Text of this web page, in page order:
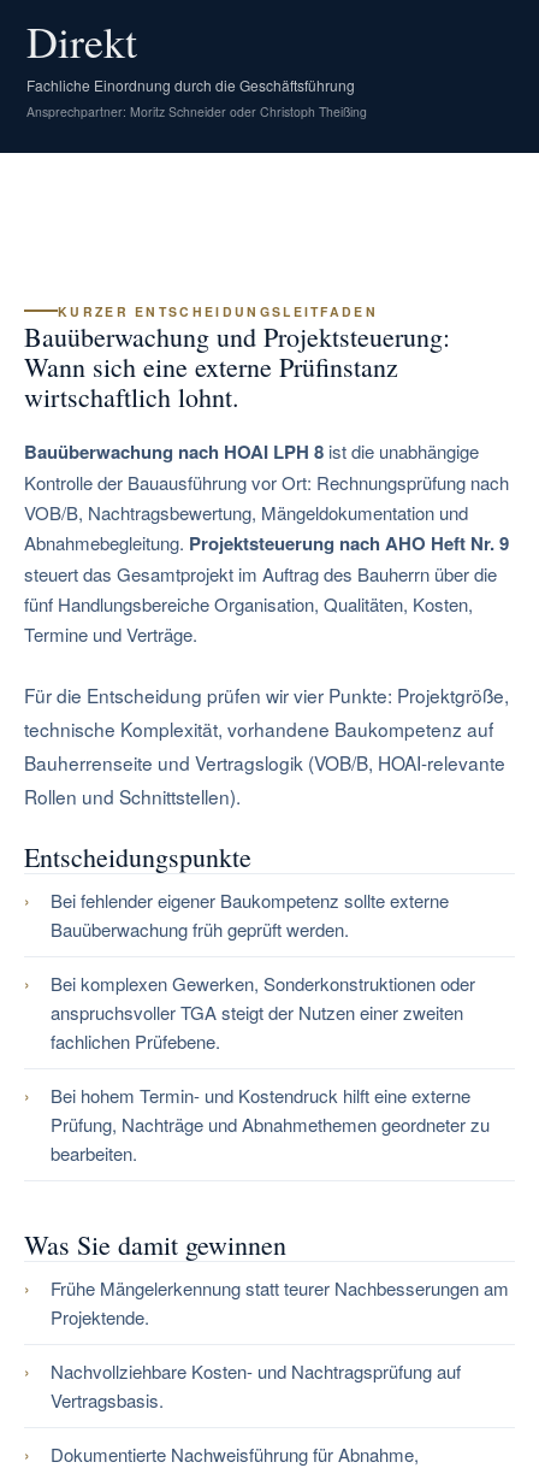
Direkt
Fachliche Einordnung durch die Geschäftsführung
Ansprechpartner: Moritz Schneider oder Christoph Theißing
KURZER ENTSCHEIDUNGSLEITFADEN
Bauüberwachung und Projektsteuerung:
Wann sich eine externe Prüfinstanz
wirtschaftlich lohnt.
Bauüberwachung nach HOAI LPH 8 ist die unabhängige
Kontrolle der Bauausführung vor Ort: Rechnungsprüfung nach
VOB/B, Nachtragsbewertung, Mängeldokumentation und
Abnahmebegleitung. Projektsteuerung nach AHO Heft Nr. 9
steuert das Gesamtprojekt im Auftrag des Bauherrn über die
fünf Handlungsbereiche Organisation, Qualitäten, Kosten,
Termine und Verträge.
Für die Entscheidung prüfen wir vier Punkte: Projektgröße,
technische Komplexität, vorhandene Baukompetenz auf
Bauherrenseite und Vertragslogik (VOB/B, HOAI-relevante
Rollen und Schnittstellen).
Entscheidungspunkte
Bei fehlender eigener Baukompetenz sollte externe
Bauüberwachung früh geprüft werden.
Bei komplexen Gewerken, Sonderkonstruktionen oder
anspruchsvoller TGA steigt der Nutzen einer zweiten
fachlichen Prüfebene.
Bei hohem Termin- und Kostendruck hilft eine externe
Prüfung, Nachträge und Abnahmethemen geordneter zu
bearbeiten.
Was Sie damit gewinnen
Frühe Mängelerkennung statt teurer Nachbesserungen am
Projektende.
Nachvollziehbare Kosten- und Nachtragsprüfung auf
Vertragsbasis.
Dokumentierte Nachweisführung für Abnahme,